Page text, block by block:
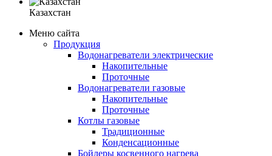
Казахстан
Меню сайта
Продукция
Водонагреватели электрические
Накопительные
Проточные
Водонагреватели газовые
Накопительные
Проточные
Котлы газовые
Традиционные
Конденсационные
Бойлеры косвенного нагрева